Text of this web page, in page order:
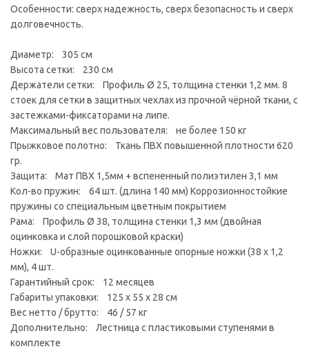
Особенности: сверх надежность, сверх безопасность и сверх
долговечность.
Диаметр: 305 см
Высота сетки: 230 см
Держатели сетки: Профиль Ø 25, толщина стенки 1,2 мм. 8
стоек для сетки в защитных чехлах из прочной чёрной ткани, с
застежками-фиксаторами на липе.
Максимальный вес пользователя: не более 150 кг
Прыжковое полотно: Ткань ПВХ повышенной плотности 620
гр.
Защита: Мат ПВХ 1,5мм + вспененный полиэтилен 3,1 мм
Кол-во пружин: 64 шт. (длина 140 мм) Коррозионностойкие
пружины со специальным цветным покрытием
Рама: Профиль Ø 38, толщина стенки 1,3 мм (двойная
оцинковка и слой порошковой краски)
Ножки: U-образные оцинкованные опорные ножки (38 х 1,2
мм), 4 шт.
Гарантийный срок: 12 месяцев
Габариты упаковки: 125 х 55 х 28 см
Вес нетто / брутто: 46 / 57 кг
Дополнительно: Лестница с пластиковыми ступенями в
комплекте